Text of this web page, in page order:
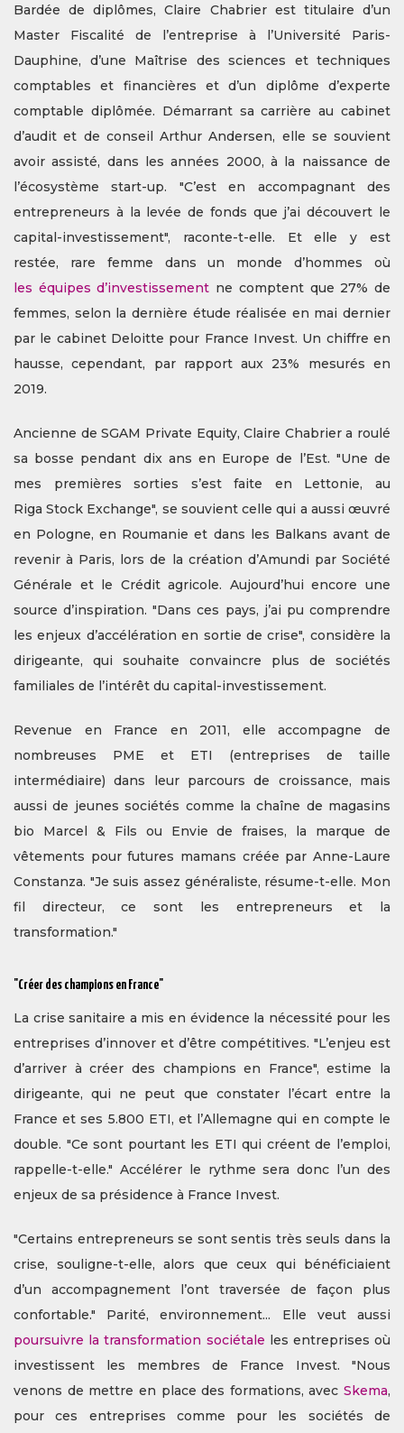
Bardée de diplômes, Claire Chabrier est titulaire d’un
Master Fiscalité de l’entreprise à l’Université Paris-
Dauphine, d’une Maîtrise des sciences et techniques
comptables et financières et d’un diplôme d’experte
comptable diplômée. Démarrant sa carrière au cabinet
d’audit et de conseil Arthur Andersen, elle se souvient
avoir assisté, dans les années 2000, à la naissance de
l’écosystème start-up. "C’est en accompagnant des
entrepreneurs à la levée de fonds que j’ai découvert le
capital-investissement", raconte-t-elle. Et elle y est
restée, rare femme dans un monde d’hommes où
les équipes d’investissement ne comptent que 27% de
femmes, selon la dernière étude réalisée en mai dernier
par le cabinet Deloitte pour France Invest. Un chiffre en
hausse, cependant, par rapport aux 23% mesurés en
2019.
Ancienne de SGAM Private Equity, Claire Chabrier a roulé
sa bosse pendant dix ans en Europe de l’Est. "Une de
mes premières sorties s’est faite en Lettonie, au
Riga Stock Exchange", se souvient celle qui a aussi œuvré
en Pologne, en Roumanie et dans les Balkans avant de
revenir à Paris, lors de la création d’Amundi par Société
Générale et le Crédit agricole. Aujourd’hui encore une
source d’inspiration. "Dans ces pays, j’ai pu comprendre
les enjeux d’accélération en sortie de crise", considère la
dirigeante, qui souhaite convaincre plus de sociétés
familiales de l’intérêt du capital-investissement.
Revenue en France en 2011, elle accompagne de
nombreuses PME et ETI (entreprises de taille
intermédiaire) dans leur parcours de croissance, mais
aussi de jeunes sociétés comme la chaîne de magasins
bio Marcel & Fils ou Envie de fraises, la marque de
vêtements pour futures mamans créée par Anne-Laure
Constanza. "Je suis assez généraliste, résume-t-elle. Mon
fil directeur, ce sont les entrepreneurs et la
transformation."
"Créer des champions en France"
La crise sanitaire a mis en évidence la nécessité pour les
entreprises d’innover et d’être compétitives. "L’enjeu est
d’arriver à créer des champions en France", estime la
dirigeante, qui ne peut que constater l’écart entre la
France et ses 5.800 ETI, et l’Allemagne qui en compte le
double. "Ce sont pourtant les ETI qui créent de l’emploi,
rappelle-t-elle." Accélérer le rythme sera donc l’un des
enjeux de sa présidence à France Invest.
"Certains entrepreneurs se sont sentis très seuls dans la
crise, souligne-t-elle, alors que ceux qui bénéficiaient
d’un accompagnement l’ont traversée de façon plus
confortable." Parité, environnement... Elle veut aussi
poursuivre la transformation sociétale les entreprises où
investissent les membres de France Invest. "Nous
venons de mettre en place des formations, avec Skema,
pour ces entreprises comme pour les sociétés de